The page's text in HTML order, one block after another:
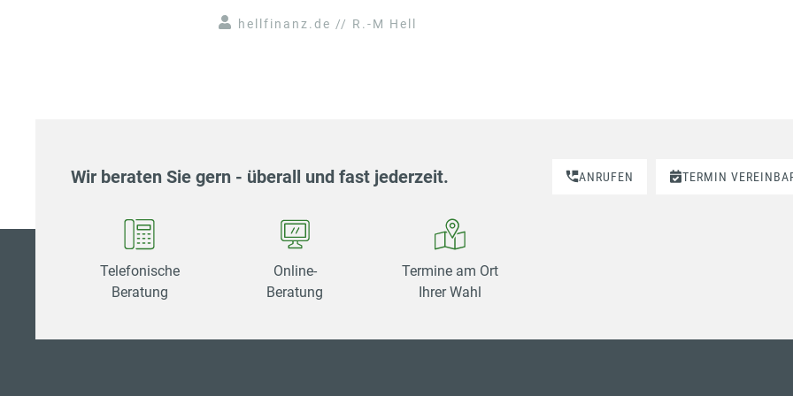
hellfinanz.de // R.-M Hell
Wir beraten Sie gern - überall und fast jederzeit. ANRUFEN TERMIN
Telefonische
Beratung
Online-
Beratung
Termine am Ort
Ihrer Wahl